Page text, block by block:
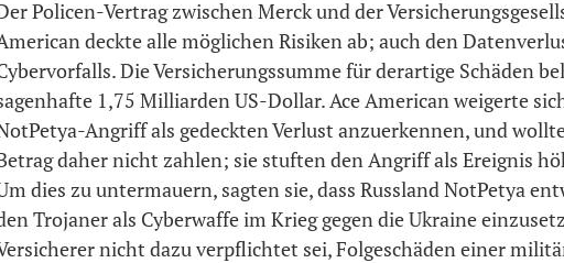
Policen-Vertrag zwischen Merck und der
deckte alle möglichen Risiken ab; auch den
Die Versicherungssumme für derartige Schäden
1,75 Milliarden US-Dollar. Ace American weigerte
Angriff als gedeckten Verlust anzuerkennen, und
daher nicht zahlen; sie stuften den Angriff als Ereignis
dies zu untermauern, sagten sie, dass Russland NotPetya
Trojaner als Cyberwaffe im Krieg gegen die Ukraine
nicht dazu verpflichtet sei, Folgeschäden einer